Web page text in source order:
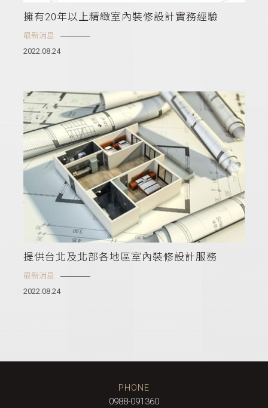
擁有20年以上精緻室內裝修設計實務經驗
最新消息
2022.08.24
提供台北及北部各地區室內裝修設計服務
最新消息
2022.08.24
0988-091360